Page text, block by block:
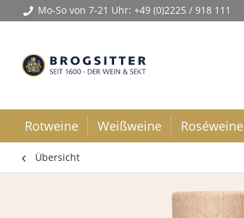
Mo-So von 7-21 Uhr: +49 (0)2225 / 918 111
Rotweine Weißweine Roséweine
Übersicht